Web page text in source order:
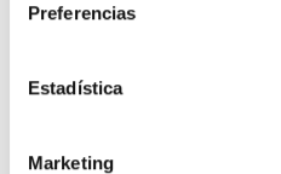
Preferencias
Estadística
Marketing